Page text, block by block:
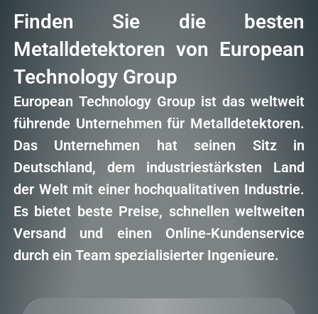
Finden Sie die besten
Metalldetektoren von European
Technology Group
European Technology Group ist das weltweit
führende Unternehmen für Metalldetektoren.
Das Unternehmen hat seinen Sitz in
Deutschland, dem industriestärksten Land
der Welt mit einer hochqualitativen Industrie.
Es bietet beste Preise, schnellen weltweiten
Versand und einen Online-Kundenservice
durch ein Team spezialisierter Ingenieure.